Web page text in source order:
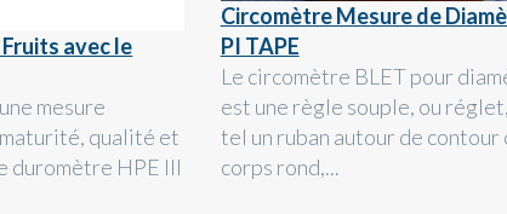
avec le
mesure
qualité et
duromètre HPE III
Circomètre Mesure de
PI TAPE
Le circomètre BLET pour
est une règle souple, ou
tel un ruban autour de
corps rond,...